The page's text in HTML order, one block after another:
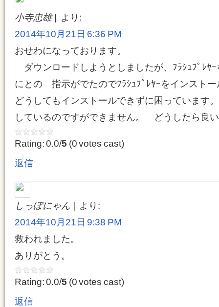
小寺忠雄
より:
2014年10月21日 6:36 PM
おせわになっております。
ダウンロードしようとしましたが、ﾌﾗｼｭﾌﾟﾚﾔ
にとの 指示がでたのでﾌﾗｼｭﾌﾟﾚﾔｰをインスト
どうしてもインストールできずに困っています
しているのですができません。 どうしたら良
Rating: 0.0/5 (0 votes cast)
返信
しっぽにゃん
より:
2014年10月21日 9:38 PM
救われました。
ありがとう。
Rating: 0.0/5 (0 votes cast)
返信